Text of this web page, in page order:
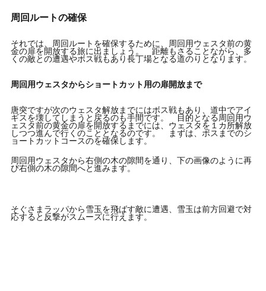
周回ルートの確保
それでは、周回ルートを確保するために、周回用ウェスタ前の黄
金の扉を開放する旅に出ましょう。 距離もさることながら、多
くの敵との遭遇やボス戦もあり長丁場となる道のりとなります。
周回用ウェスタからショートカット用の扉開放まで
唐突ですが次のウェスタ解放までにはボス戦もあり、道中でアイ
ギスを壊してしまうと戻るのも手間です。 目的となる周回用ウ
ェスタ前の黄金の扉を開放するまでには、ウェスタを１カ所解放
しつつ進んで行くのこととなるのです。 まずは、ボスまでのシ
ョートカットコースのを確保します。
周回用ウェスタから右側の木の隙間を通り、下の画像のように再
び右側の木の隙間へと進みます。
そぐさまラッパから雪玉を飛ばす敵に遭遇、雪玉は前方回避で対
応すると反撃がスムーズに行えます。